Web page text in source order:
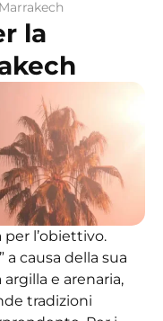
la
l’obiettivo.
a causa della sua
e arenaria,
tradizioni